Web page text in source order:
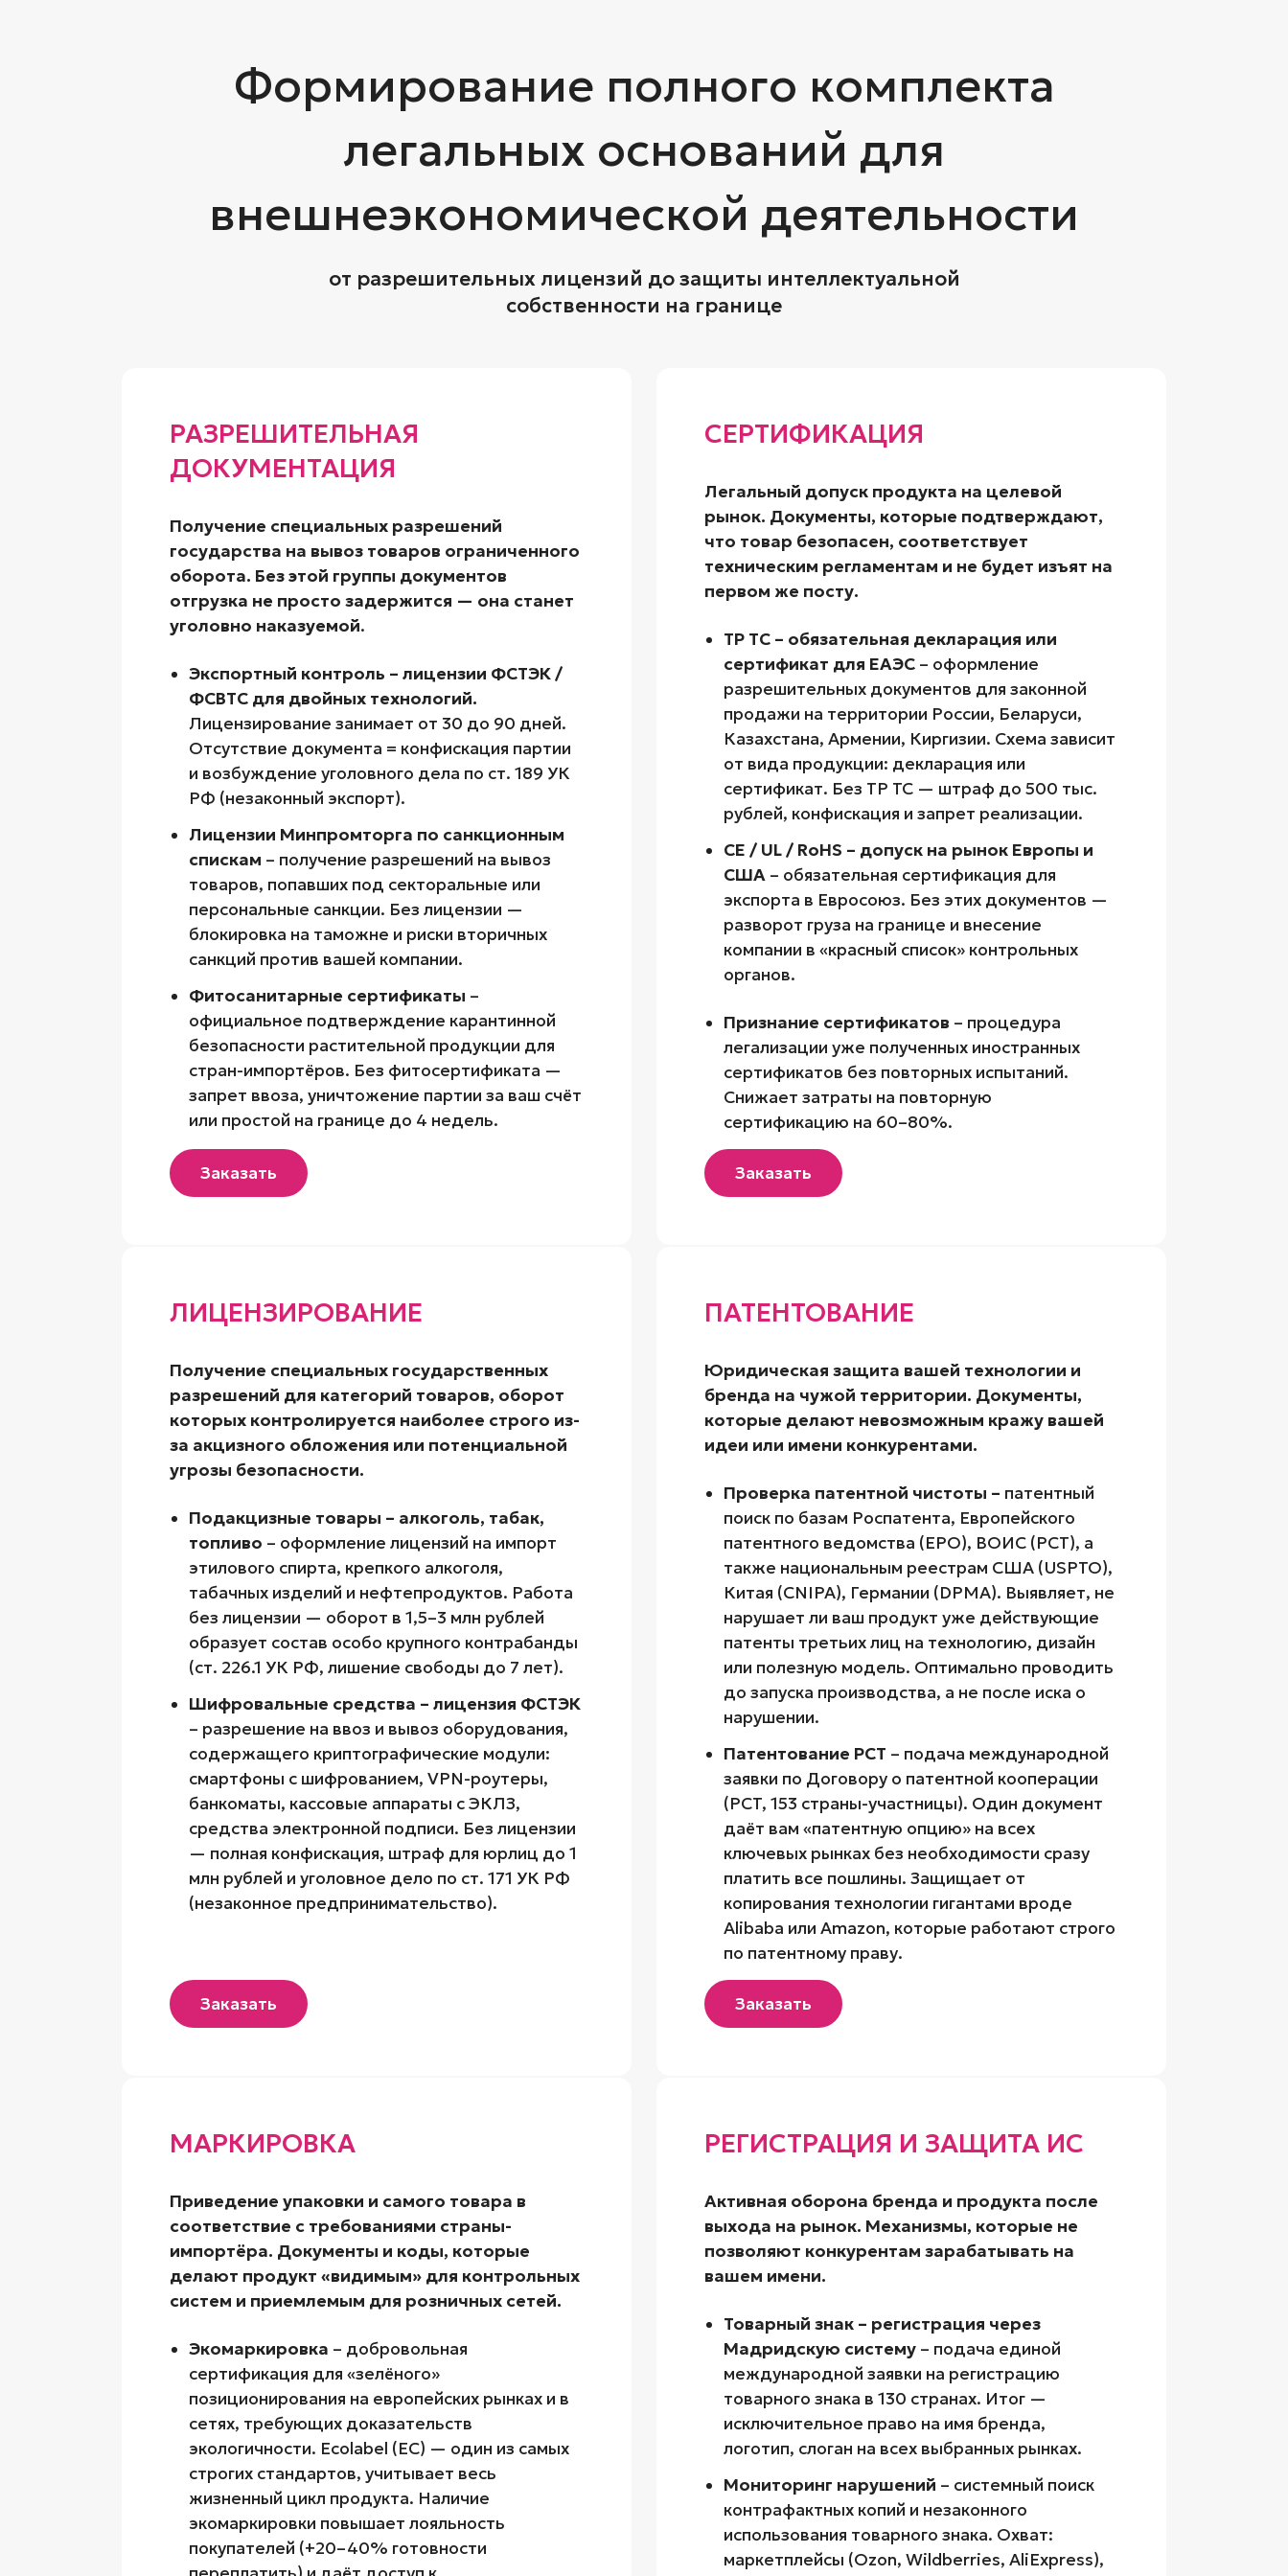
Формирование полного комплекта
легальных оснований для
внешнеэкономической деятельности
от разрешительных лицензий до защиты интеллектуальной
собственности на границе
РАЗРЕШИТЕЛЬНАЯ
ДОКУМЕНТАЦИЯ
Получение специальных разрешений
государства на вывоз товаров ограниченного
оборота. Без этой группы документов
отгрузка не просто задержится — она станет
уголовно наказуемой.
Экспортный контроль – лицензии ФСТЭК /
ФСВТС для двойных технологий.
Лицензирование занимает от 30 до 90 дней.
Отсутствие документа = конфискация партии
и возбуждение уголовного дела по ст. 189 УК
РФ (незаконный экспорт).
Лицензии Минпромторга по санкционным
спискам – получение разрешений на вывоз
товаров, попавших под секторальные или
персональные санкции. Без лицензии —
блокировка на таможне и риски вторичных
санкций против вашей компании.
Фитосанитарные сертификаты –
официальное подтверждение карантинной
безопасности растительной продукции для
стран-импортёров. Без фитосертификата —
запрет ввоза, уничтожение партии за ваш счёт
или простой на границе до 4 недель.
Заказать
СЕРТИФИКАЦИЯ
Легальный допуск продукта на целевой
рынок. Документы, которые подтверждают,
что товар безопасен, соответствует
техническим регламентам и не будет изъят на
первом же посту.
ТР ТС – обязательная декларация или
сертификат для ЕАЭС – оформление
разрешительных документов для законной
продажи на территории России, Беларуси,
Казахстана, Армении, Киргизии. Схема зависит
от вида продукции: декларация или
сертификат. Без ТР ТС — штраф до 500 тыс.
рублей, конфискация и запрет реализации.
CE / UL / RoHS – допуск на рынок Европы и
США – обязательная сертификация для
экспорта в Евросоюз. Без этих документов —
разворот груза на границе и внесение
компании в «красный список» контрольных
органов.
Признание сертификатов – процедура
легализации уже полученных иностранных
сертификатов без повторных испытаний.
Снижает затраты на повторную
сертификацию на 60–80%.
Заказать
ЛИЦЕНЗИРОВАНИЕ
Получение специальных государственных
разрешений для категорий товаров, оборот
которых контролируется наиболее строго из-
за акцизного обложения или потенциальной
угрозы безопасности.
Подакцизные товары – алкоголь, табак,
топливо – оформление лицензий на импорт
этилового спирта, крепкого алкоголя,
табачных изделий и нефтепродуктов. Работа
без лицензии — оборот в 1,5–3 млн рублей
образует состав особо крупного контрабанды
(ст. 226.1 УК РФ, лишение свободы до 7 лет).
Шифровальные средства – лицензия ФСТЭК
– разрешение на ввоз и вывоз оборудования,
содержащего криптографические модули:
смартфоны с шифрованием, VPN-роутеры,
банкоматы, кассовые аппараты с ЭКЛЗ,
средства электронной подписи. Без лицензии
— полная конфискация, штраф для юрлиц до 1
млн рублей и уголовное дело по ст. 171 УК РФ
(незаконное предпринимательство).
Заказать
ПАТЕНТОВАНИЕ
Юридическая защита вашей технологии и
бренда на чужой территории. Документы,
которые делают невозможным кражу вашей
идеи или имени конкурентами.
Проверка патентной чистоты – патентный
поиск по базам Роспатента, Европейского
патентного ведомства (EPO), ВОИС (PCT), а
также национальным реестрам США (USPTO),
Китая (CNIPA), Германии (DPMA). Выявляет, не
нарушает ли ваш продукт уже действующие
патенты третьих лиц на технологию, дизайн
или полезную модель. Оптимально проводить
до запуска производства, а не после иска о
нарушении.
Патентование PCT – подача международной
заявки по Договору о патентной кооперации
(PCT, 153 страны-участницы). Один документ
даёт вам «патентную опцию» на всех
ключевых рынках без необходимости сразу
платить все пошлины. Защищает от
копирования технологии гигантами вроде
Alibaba или Amazon, которые работают строго
по патентному праву.
Заказать
МАРКИРОВКА
Приведение упаковки и самого товара в
соответствие с требованиями страны-
импортёра. Документы и коды, которые
делают продукт «видимым» для контрольных
систем и приемлемым для розничных сетей.
Экомаркировка – добровольная
сертификация для «зелёного»
позиционирования на европейских рынках и в
сетях, требующих доказательств
экологичности. Ecolabel (ЕС) — один из самых
строгих стандартов, учитывает весь
жизненный цикл продукта. Наличие
экомаркировки повышает лояльность
покупателей (+20–40% готовности
РЕГИСТРАЦИЯ И ЗАЩИТА ИС
Активная оборона бренда и продукта после
выхода на рынок. Механизмы, которые не
позволяют конкурентам зарабатывать на
вашем имени.
Товарный знак – регистрация через
Мадридскую систему – подача единой
международной заявки на регистрацию
товарного знака в 130 странах. Итог —
исключительное право на имя бренда,
логотип, слоган на всех выбранных рынках.
Мониторинг нарушений – системный поиск
контрафактных копий и незаконного
использования товарного знака. Охват:
маркетплейсы (Ozon, Wildberries, AliExpress),